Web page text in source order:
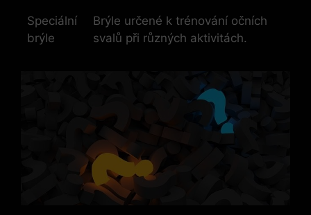
Speciální
brýle
Brýle určené k trénování očních
svalů při různých aktivitách.